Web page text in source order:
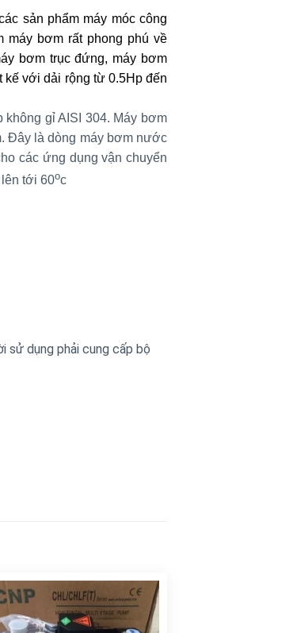
sản phẩm máy móc công
máy bơm rất phong phú về
bơm trục đứng, máy bơm
kế với dải rộng từ 0.5Hp đến
gỉ AISI 304. Máy bơm
Đây là dòng máy bơm nước
các ứng dụng vận chuyển
tới 60oc
sử dụng phải cung cấp bộ